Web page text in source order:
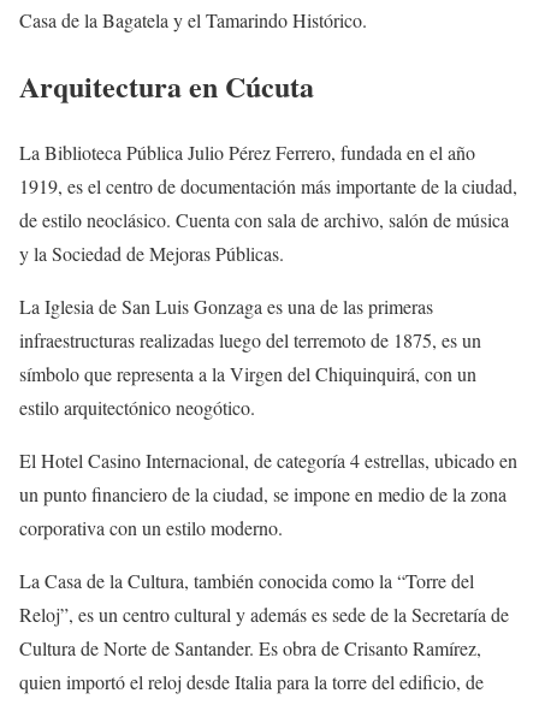
Casa de la Bagatela y el Tamarindo Histórico.
Arquitectura en Cúcuta
La Biblioteca Pública Julio Pérez Ferrero, fundada en el año
1919, es el centro de documentación más importante de la ciudad,
de estilo neoclásico. Cuenta con sala de archivo, salón de música
y la Sociedad de Mejoras Públicas.
La Iglesia de San Luis Gonzaga es una de las primeras
infraestructuras realizadas luego del terremoto de 1875, es un
símbolo que representa a la Virgen del Chiquinquirá, con un
estilo arquitectónico neogótico.
El Hotel Casino Internacional, de categoría 4 estrellas, ubicado en
un punto financiero de la ciudad, se impone en medio de la zona
corporativa con un estilo moderno.
La Casa de la Cultura, también conocida como la “Torre del
Reloj”, es un centro cultural y además es sede de la Secretaría de
Cultura de Norte de Santander. Es obra de Crisanto Ramírez,
quien importó el reloj desde Italia para la torre del edificio, de